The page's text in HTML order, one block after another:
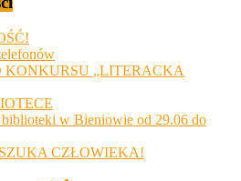
KONKURSU „LITERACKA
w Bieniowie od 29.06 do
CZŁOWIEKA!